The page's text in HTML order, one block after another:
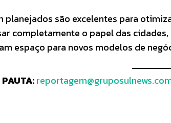
planejados são excelentes para
completamente o papel das
espaço para novos modelos de